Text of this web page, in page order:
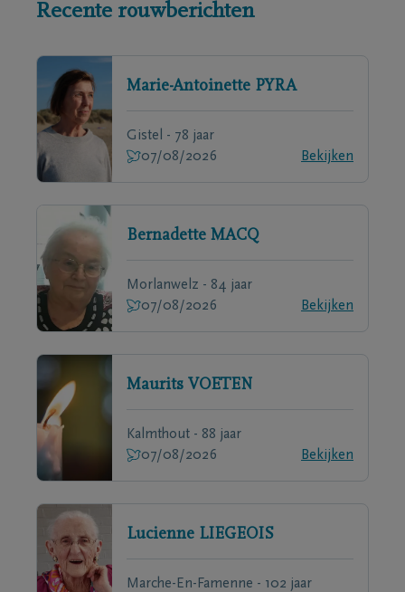
Recente rouwberichten
Marie-Antoinette PYRA
Gistel - 78 jaar
07/08/2026
Bekijken
Bernadette MACQ
Morlanwelz - 84 jaar
07/08/2026
Bekijken
Maurits VOETEN
Kalmthout - 88 jaar
07/08/2026
Bekijken
Lucienne LIEGEOIS
Marche-En-Famenne - 102 jaar